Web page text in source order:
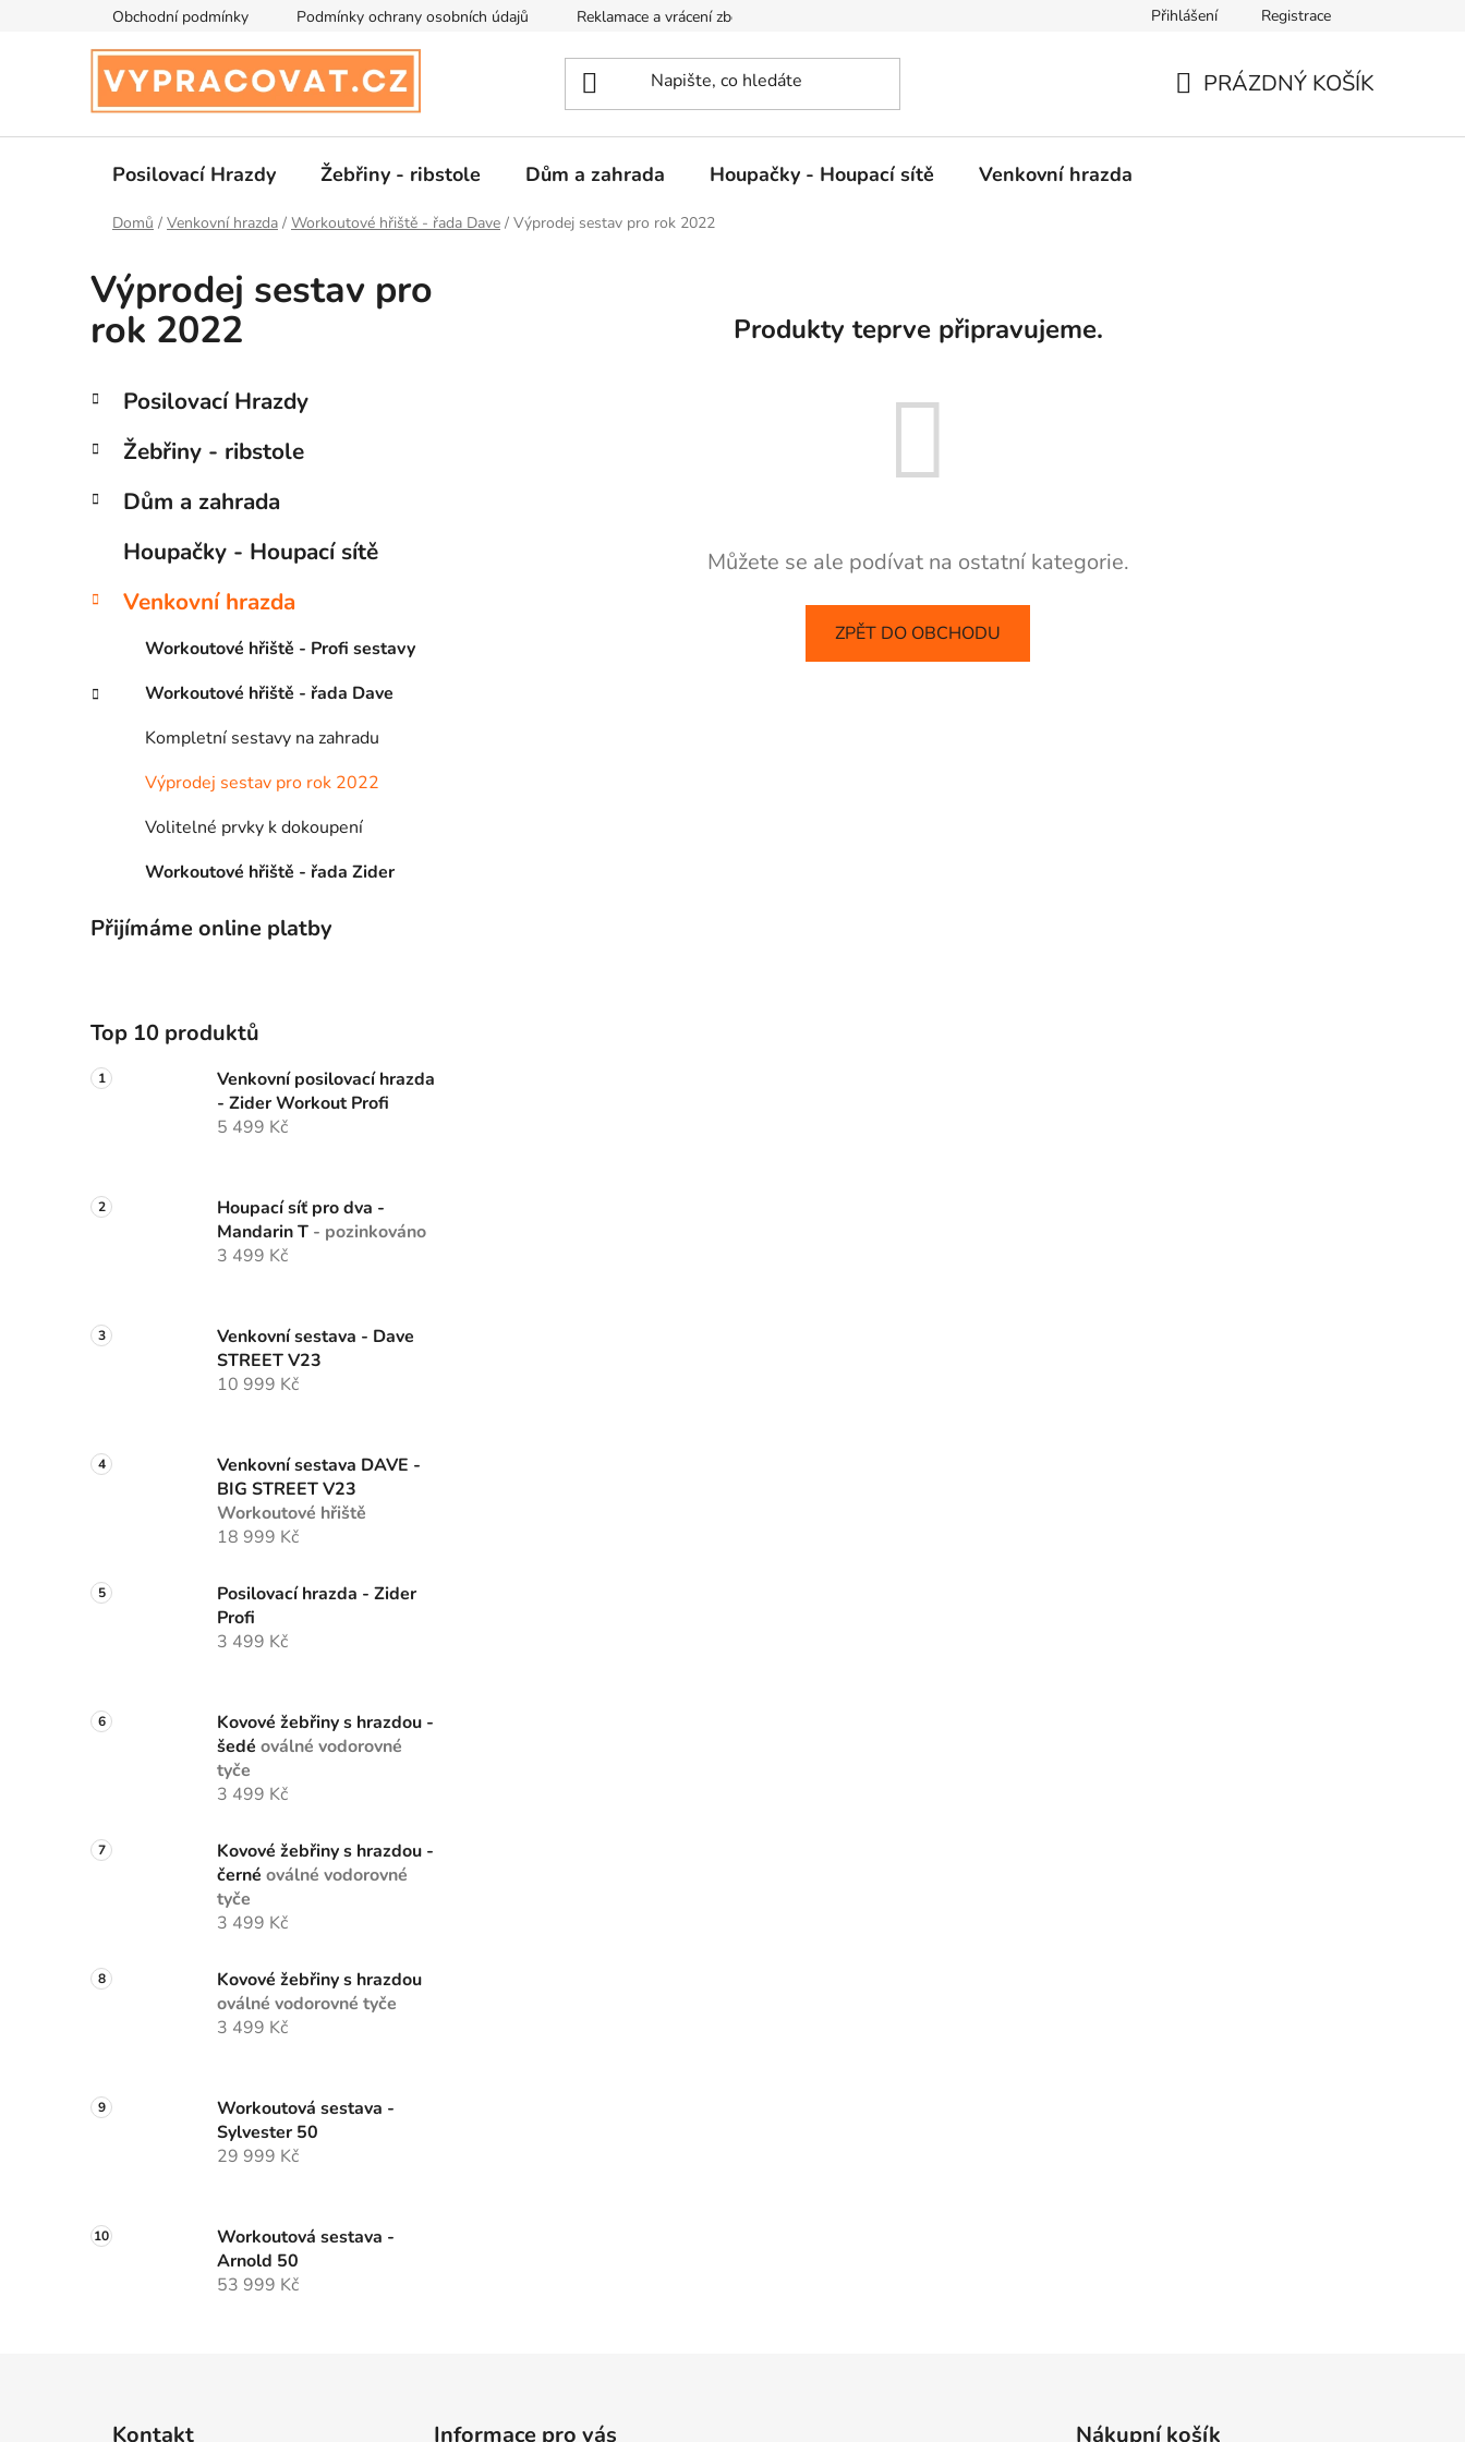
Obchodní podmínky Podmínky ochrany osobních údajů Reklamace a vrácení zboží Přihlášení Registrace
PRÁZDNÝ KOŠÍK
Posilovací Hrazdy Žebřiny - ribstole Dům a zahrada Houpačky - Houpací sítě Venkovní hrazda
Domů / Venkovní hrazda / Workoutové hřiště - řada Dave / Výprodej sestav pro rok 2022
Výprodej sestav pro
rok 2022
P
s
r
n
í
n
Přeskočit
kategorie
K
a
e
o
Posilovací Hrazdy
Žebřiny - ribstole
Dům a zahrada
Houpačky - Houpací sítě
Venkovní hrazda
Workoutové hřiště - Profi sestavy
Workoutové hřiště - řada Dave
Kompletní sestavy na zahradu
Výprodej sestav pro rok 2022
Volitelné prvky k dokoupení
Workoutové hřiště - řada Zider
Přijímáme online platby
Top 10 produktů
Venkovní posilovací hrazda
- Zider Workout Profi
5 499 Kč
Houpací síť pro dva -
Mandarin T - pozinkováno
3 499 Kč
Venkovní sestava - Dave
STREET V23
10 999 Kč
Venkovní sestava DAVE -
BIG STREET V23
Workoutové hřiště
18 999 Kč
Posilovací hrazda - Zider
Profi
3 499 Kč
Kovové žebřiny s hrazdou -
šedé oválné vodorovné
tyče
3 499 Kč
Kovové žebřiny s hrazdou -
černé oválné vodorovné
tyče
3 499 Kč
Kovové žebřiny s hrazdou
oválné vodorovné tyče
3 499 Kč
Workoutová sestava -
Sylvester 50
29 999 Kč
Workoutová sestava -
Arnold 50
53 999 Kč
Produkty teprve připravujeme.
Můžete se ale podívat na ostatní kategorie.
ZPĚT DO OBCHODU
Kontakt Informace pro vás Nákupní košík